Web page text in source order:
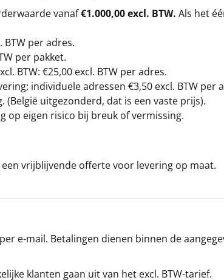
vanaf€1.000,00 excl. BTW. Als het
BTW per adres.
per pakket.
BTW: €25,00 excl. BTW per adres.
individuele adressen €3,50 excl. BTW per
uitgezonderd, dat is een vaste prijs).
op eigen risico bij breuk of vermissing.
vrijblijvende offerte voor levering op maat.
e-mail. Betalingen dienen binnen de
klanten gaan uit van het excl. BTW-tarief.